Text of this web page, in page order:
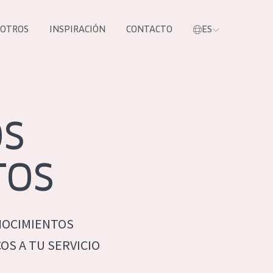
NUESTROS
INSPIRACIÓN CONTACTO ES
A TU SERVICIO